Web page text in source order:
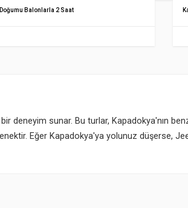
Balonlarla 2 Saat
deneyim sunar. Bu turlar, Kapadokya'nın
Eğer Kapadokya'ya yolunuz düşerse,